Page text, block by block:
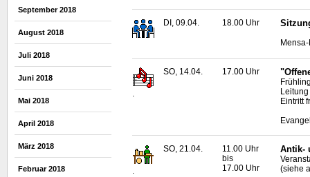
September 2018
August 2018
Juli 2018
Juni 2018
Mai 2018
April 2018
März 2018
Februar 2018
DI, 09.04. 18.00 Uhr
SO, 14.04. 17.00 Uhr
Eintritt
.
SO, 21.04.
11.00 Uhr
bis
17.00 Uhr
Antik-
(siehe